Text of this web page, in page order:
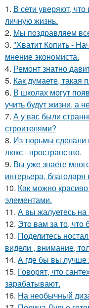
1. В сети уверяют, что
личную жизнь.
2. Мы поздравляем
3. "Хватит Копить -
мнение экономиста.
4. Ремонт знатно
5. Как думаете, такая
6. В школах могут
учить будут жизни, а
7. А у вас были
строителями?
8. Из тюрьмы сделали
люкс - пространство.
9. Вы уже знаете
интерьера,
10. Как можно
элементами.
11. А вы жалуетесь
12. Это вам за то, что
13. Поделитесь
видели , внимание,
14. А где бы вы лучше
15. Говорят, что
зарабатывают.
16. На необычный